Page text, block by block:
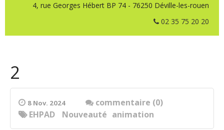
4, rue Georges Hébert BP 74 - 76250 Déville-les-rouen
02 35 75 20 20
2
8 Nov. 2024
commentaire (0)
animation
EHPAD Nouveauté